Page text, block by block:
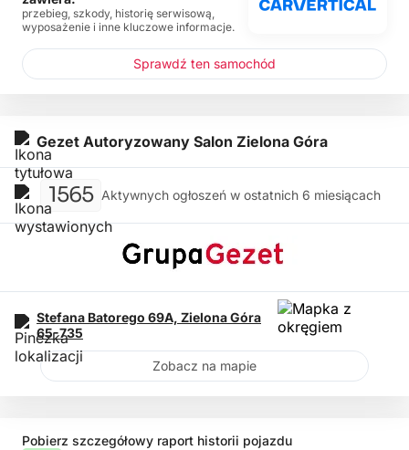
Pobierz szczegółowy raport historii pojazdu
Gezet Autoryzowany Salon Zielona Góra
1565 Aktywnych ogłoszeń w ostatnich 6 miesiącach
Stefana Batorego 69A, Zielona Góra
65-735
Zobacz na mapie
przebieg, szkody, historię serwisową,
wyposażenie i inne kluczowe informacje.
Sprawdź ten samochód